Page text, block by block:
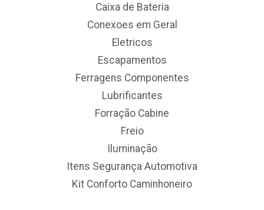
Caixa de Bateria
Conexoes em Geral
Eletricos
Escapamentos
Ferragens Componentes
Lubrificantes
Forração Cabine
Freio
Iluminação
Itens Segurança Automotiva
Kit Conforto Caminhoneiro